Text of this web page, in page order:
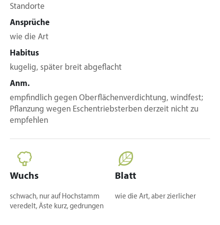
Standorte
Ansprüche
wie die Art
Habitus
kugelig, später breit abgeflacht
Anm.
empfindlich gegen Oberflächenverdichtung, windfest;
Pflanzung wegen Eschentriebsterben derzeit nicht zu
empfehlen
Wuchs
schwach, nur auf Hochstamm
veredelt, Äste kurz, gedrungen
Blatt
wie die Art, aber zierlicher